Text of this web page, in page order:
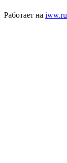
Работает на iww.ru